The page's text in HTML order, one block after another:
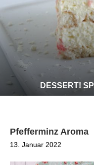
DESSERT!
Pfefferminz Aroma
13. Januar 2022